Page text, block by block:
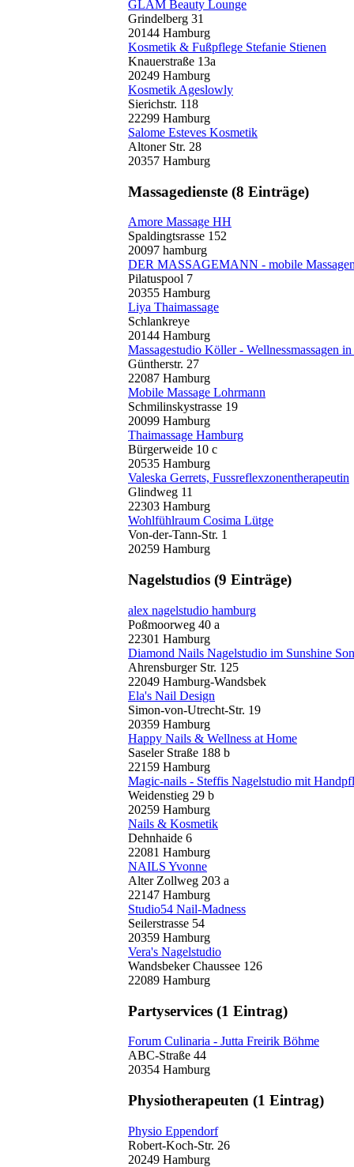
GLAM Beauty Lounge
Grindelberg 31
20144 Hamburg
Kosmetik & Fußpflege Stefanie Stienen
Knauerstraße 13a
20249 Hamburg
Kosmetik Ageslowly
Sierichstr. 118
22299 Hamburg
Salome Esteves Kosmetik
Altoner Str. 28
20357 Hamburg
Massagedienste (8 Einträge)
Amore Massage HH
Spaldingtsrasse 152
20097 hamburg
DER MASSAGEMANN - mobile
Pilatuspool 7
20355 Hamburg
Liya Thaimassage
Schlankreye
20144 Hamburg
Massagestudio Köller - Wellnessmassagen
Güntherstr. 27
22087 Hamburg
Mobile Massage Lohrmann
Schmilinskystrasse 19
20099 Hamburg
Thaimassage Hamburg
Bürgerweide 10 c
20535 Hamburg
Valeska Gerrets, Fussreflexzonentherapeutin
Glindweg 11
22303 Hamburg
Wohlfühlraum Cosima Lütge
Von-der-Tann-Str. 1
20259 Hamburg
Nagelstudios (9 Einträge)
alex nagelstudio hamburg
Poßmoorweg 40 a
22301 Hamburg
Diamond Nails Nagelstudio im Sunshine
Ahrensburger Str. 125
22049 Hamburg-Wandsbek
Ela's Nail Design
Simon-von-Utrecht-Str. 19
20359 Hamburg
Happy Nails & Wellness at Home
Saseler Straße 188 b
22159 Hamburg
Magic-nails - Steffis Nagelstudio mit
Weidenstieg 29 b
20259 Hamburg
Nails & Kosmetik
Dehnhaide 6
22081 Hamburg
NAILS Yvonne
Alter Zollweg 203 a
22147 Hamburg
Studio54 Nail-Madness
Seilerstrasse 54
20359 Hamburg
Vera's Nagelstudio
Wandsbeker Chaussee 126
22089 Hamburg
Partyservices (1 Eintrag)
Forum Culinaria - Jutta Freirik Böhme
ABC-Straße 44
20354 Hamburg
Physiotherapeuten (1 Eintrag)
Physio Eppendorf
Robert-Koch-Str. 26
20249 Hamburg